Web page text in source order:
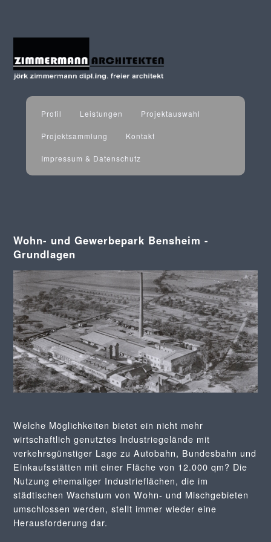
Profil Leistungen Projektauswahl
Projektsammlung Kontakt
Impressum & Datenschutz
Wohn- und Gewerbepark Bensheim -
Grundlagen
Welche Möglichkeiten bietet ein nicht mehr
wirtschaftlich genutztes Industriegelände mit
verkehrsgünstiger Lage zu Autobahn, Bundesbahn und
Einkaufsstätten mit einer Fläche von 12.000 qm? Die
Nutzung ehemaliger Industrieflächen, die im
städtischen Wachstum von Wohn- und Mischgebieten
umschlossen werden, stellt immer wieder eine
Herausforderung dar.